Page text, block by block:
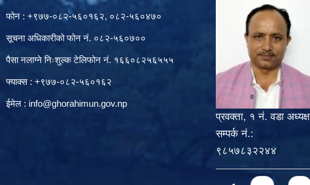
फोन : +९७७-०८२-५६०१६२, ०८२-५६०४७०
सूचना अधिकारीको फोन नं. ०८२-५६०७००
पैसा नलाग्ने निःशुल्क टेलिफोन नं. १६६०८२५६५५५
फ्याक्स : +९७७-०८२-५६०१६२
ईमेल : info@ghorahimun.gov.np
प्रवक्ता, १ नं. वडा अध्यक्ष
सम्पर्क नं.:
९८५७८३२२४४